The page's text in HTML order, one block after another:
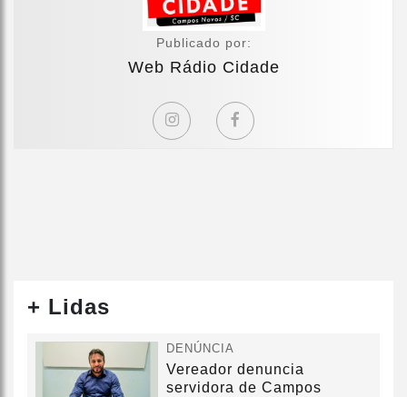
Publicado por:
Web Rádio Cidade
+ Lidas
DENÚNCIA
Vereador denuncia
servidora de Campos